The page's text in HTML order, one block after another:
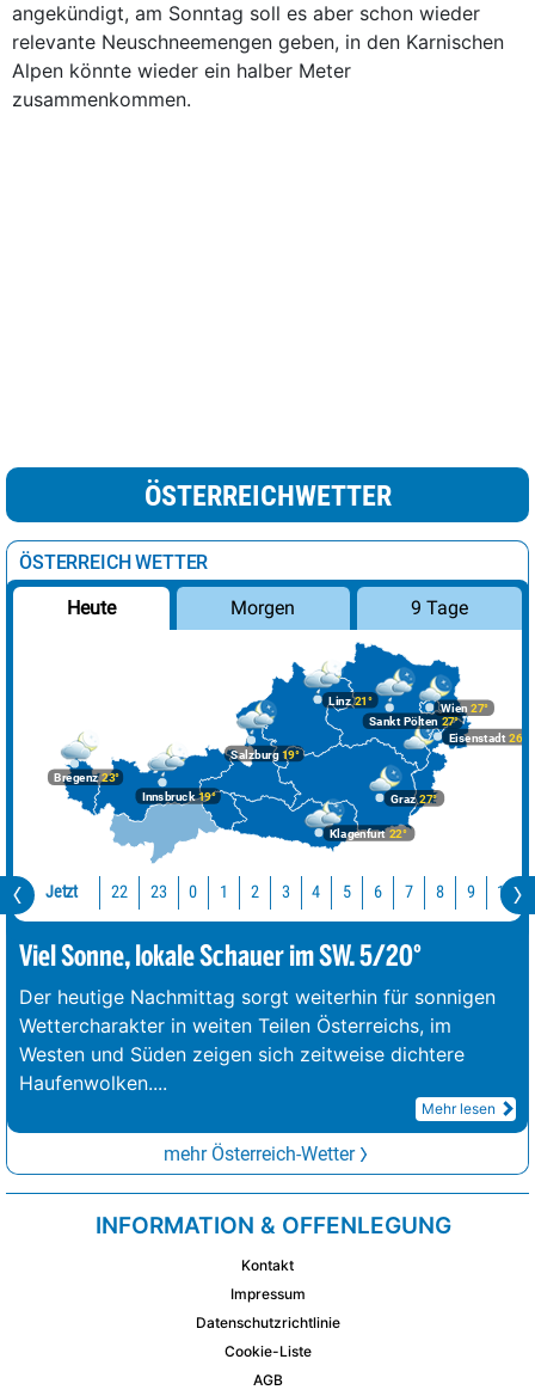
angekündigt, am Sonntag soll es aber schon wieder
relevante Neuschneemengen geben, in den Karnischen
Alpen könnte wieder ein halber Meter
zusammenkommen.
ÖSTERREICHWETTER
ÖSTERREICH WETTER
Heute Morgen 9 Tage
Bregenz23°
Graz27°
Innsbruck19°
Klagenfurt 22°
Linz21°
Salzburg19°
Wien 27°
Eisenstadt 26°
Sankt Pölten 27°
Jetzt 22 23 0 1 2 3 4 5 6 7 8 9 10
Viel Sonne, lokale Schauer im SW. 5/20°
Der heutige Nachmittag sorgt weiterhin für sonnigen
Wettercharakter in weiten Teilen Österreichs, im
Westen und Süden zeigen sich zeitweise dichtere
Haufenwolken....
Mehr lesen
mehr Österreich-Wetter
INFORMATION & OFFENLEGUNG
Kontakt
Impressum
Datenschutzrichtlinie
Cookie-Liste
AGB